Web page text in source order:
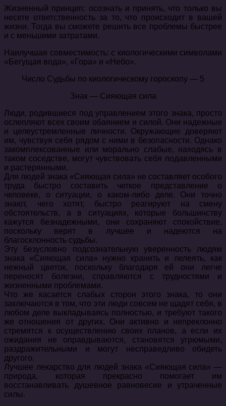
Жизненный принцип: осознать и принять, что только вы
несете ответственность за то, что происходит в вашей
жизни. Тогда вы сможете решить все проблемы быстрее
и с меньшими затратами.
Наилучшая совместимость: с киологическими символами
«Бегущая вода», «Гора» и «Небо».
Число Судьбы по киологическому гороскопу — 5
Знак — Сияющая сила
Люди, родившиеся под управлением этого знака, просто
ослепляют всех своим обаянием и силой. Они надежные
и целеустремленные личности. Окружающие доверяют
им, чувствуя себя рядом с ними в безопасности. Однако
закомплексованные или морально слабые, находясь в
таком соседстве, могут чувствовать себя подавленными
и растерянными.
Для людей знака «Сияющая сила» не составляет особого
труда быстро составить четкое представление о
человеке, о ситуации, о каком-либо деле. Они точно
знают, чего хотят, быстро реагируют на смену
обстоятельств, а в ситуациях, которые большинству
кажутся безнадежными, они сохраняют спокойствие,
поскольку верят в лучшее и надеются на
благосклонность судьбы.
Эту безусловно подсознательную уверенность людям
знака «Сияющая сила» нужно хранить и лелеять, как
нежный цветок, поскольку благодаря ей они легче
переносят болезни, справляются с трудностями и
жизненными проблемами.
Что же касается слабых сторон этого знака, то они
заключаются в том, что эти люди совсем не щадят себя, в
любом деле выкладываясь полностью, и требуют такого
же отношения от других. Они активно и непреклонно
стремятся к осуществлению своих планов, а если их
ожидания не оправдываются, становятся угрюмыми,
раздражительными и могут несправедливо обидеть
другого.
Лучшее лекарство для людей знака «Сияющая сила» —
природа, которая прекрасно помогает им
восстанавливать душевное равновесие и утраченные
силы.